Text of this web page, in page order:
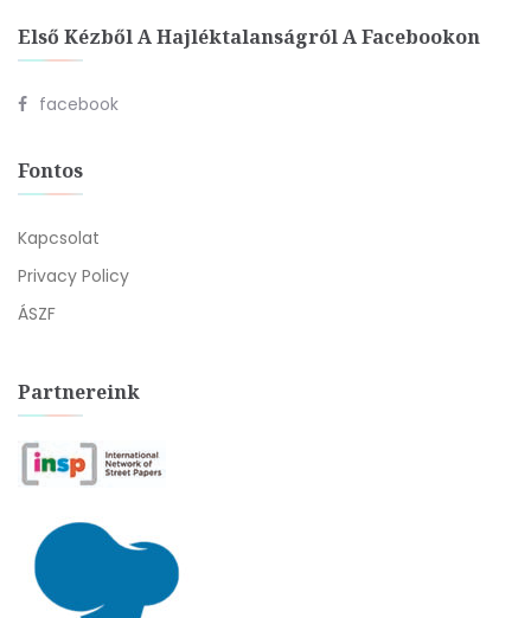
Első Kézből A Hajléktalanságról A Facebookon
facebook
Fontos
Kapcsolat
Privacy Policy
ÁSZF
Partnereink